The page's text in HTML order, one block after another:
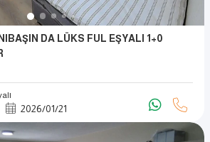
DA LÜKS FUL EŞYALI 1+0
2026/01/21